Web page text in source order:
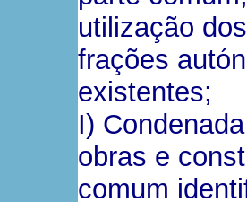
utilização
frações
existentes;
I)
obras e
comum